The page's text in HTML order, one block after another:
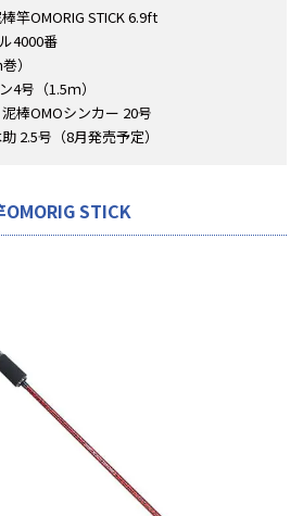
竿OMORIG STICK 6.9ft
4000番
）
4号（1.5ｍ）
棒OMOシンカー 20号
2.5号（8月発売予定）
STICK